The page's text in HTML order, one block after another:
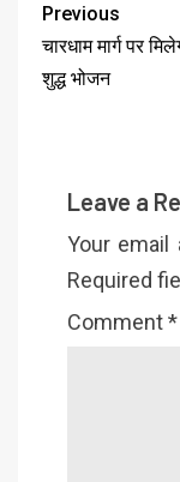
Previous
चारधाम मार्ग पर
शुद्ध भोजन
Leave a
Your email
Required
Comment*